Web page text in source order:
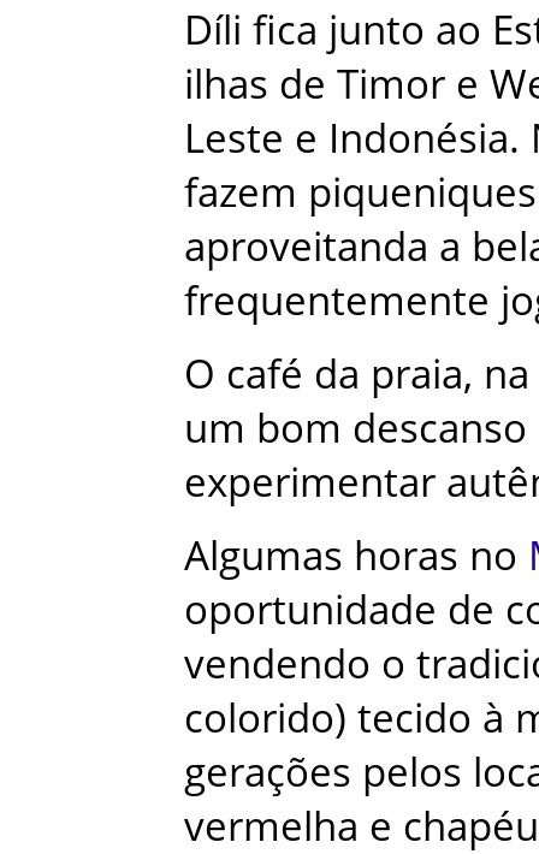
Díli fica junto ao
ilhas de Timor e
Leste e Indonésia.
fazem piqueniques
aproveitanda a
frequentemente
O café da praia, na
um bom descanso
experimentar
Algumas horas no
oportunidade de
vendendo o
colorido) tecido à
gerações pelos
vermelha e